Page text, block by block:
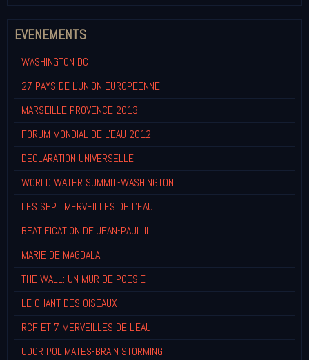
EVENEMENTS
WASHINGTON DC
27 PAYS DE L'UNION EUROPEENNE
MARSEILLE PROVENCE 2013
FORUM MONDIAL DE L'EAU 2012
DECLARATION UNIVERSELLE
WORLD WATER SUMMIT-WASHINGTON
LES SEPT MERVEILLES DE L'EAU
BEATIFICATION DE JEAN-PAUL II
MARIE DE MAGDALA
THE WALL: UN MUR DE POESIE
LE CHANT DES OISEAUX
RCF ET 7 MERVEILLES DE L'EAU
UDOR POLIMATES-BRAIN STORMING